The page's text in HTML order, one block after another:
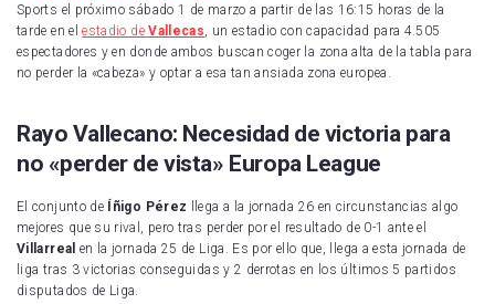
RCD Mallorca
Real Valladolid
RCD Espanyol
Sevilla FC
Villarreal CF
Sports el próximo sábado 1 de marzo a partir de las 16:15 horas de la
tarde en elestadio deVallecas , un estadio con capacidad para 4.505
espectadores y en donde ambos buscan coger la zona alta de la tabla para
no perder la «cabeza» y optar a esa tan ansiada zona europea.
Rayo Vallecano: Necesidad de victoria para
no «perder de vista» Europa League
El conjunto de Íñigo Pérez
llega a la jornada 26 en circunstancias algo
mejores que su rival, pero tras perder por el resultado de 0-1 ante el
Villarreal en la jornada 25 de Liga. Es por ello que, llega a esta jornada de
liga tras 3 victorias conseguidas y 2 derrotas en los últimos 5 partidos
disputados de Liga.